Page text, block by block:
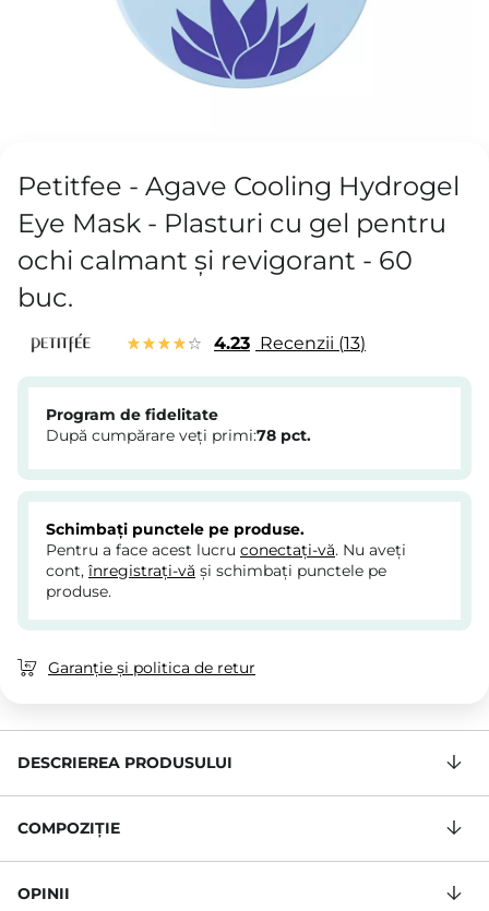
Petitfee - Agave Cooling Hydrogel
Eye Mask - Plasturi cu gel pentru
ochi calmant și revigorant - 60
buc.
4.23 Recenzii 13
Program de fidelitate
După cumpărare veți primi:78 pct.
Schimbați punctele pe produse.
Pentru a face acest lucru conectați-vă. Nu aveți
cont, înregistrați-vă și schimbați punctele pe
produse.
Garanție și politica de retur
DESCRIEREA PRODUSULUI
COMPOZIŢIE
OPINII